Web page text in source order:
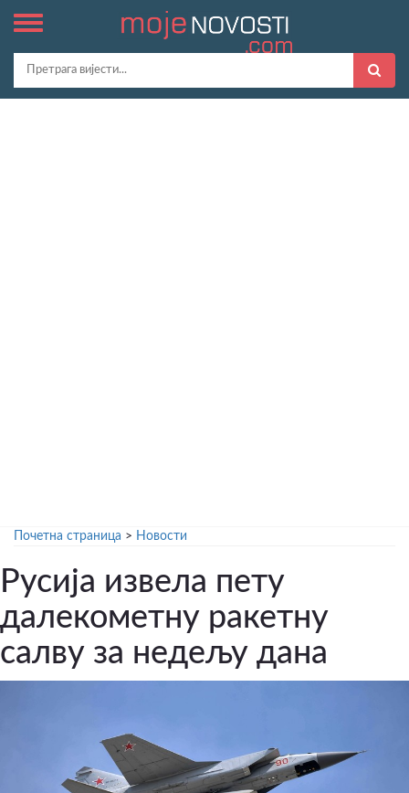
Почетна страница > Новости
Русија извела пету
далекометну ракетну
салву за недељу дана